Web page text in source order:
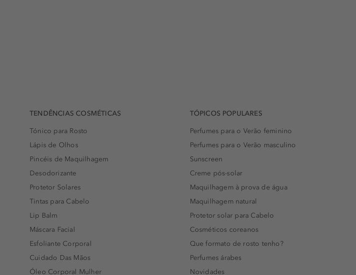
TENDÊNCIAS COSMÉTICAS
Tónico para Rosto
Lápis de Olhos
Pincéis de Maquilhagem
Desodorizante
Protetor Solares
Tintas para Cabelo
Lip Balm
Máscara Facial
Esfoliante Corporal
Cuidado Das Mãos
Óleo Corporal Mulher
TÓPICOS POPULARES
Perfumes para o Verão feminino
Perfumes para o Verão masculino
Sunscreen
Creme pós-solar
Maquilhagem à prova de água
Maquilhagem natural
Protetor solar para Cabelo
Cosméticos coreanos
Que formato de rosto tenho?
Perfumes árabes
Novidades